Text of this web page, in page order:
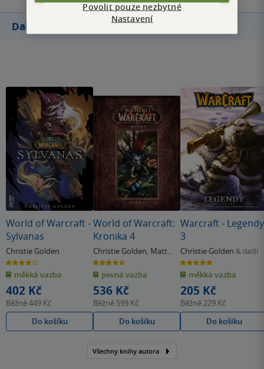
Další knihy autora
World of Warcraft -
Sylvanas
Christie Golden
4.0
z
5
hvězdiček
měkká vazba
402 Kč
Běžně449 Kč
Do košíku
World of Warcraft:
Kronika 4
Christie Golden, Matt
Burns
4.6
z
5
hvězdiček
pevná vazba
536 Kč
Běžně 599 Kč
Do košíku
Warcraft - Legendy
3
Christie Golden & další
5.0
z
5
hvězdiček
měkká vazba
205 Kč
Běžně229 Kč
Do košíku
Všechny knihy autora
Povolit pouze nezbytné
Nastavení